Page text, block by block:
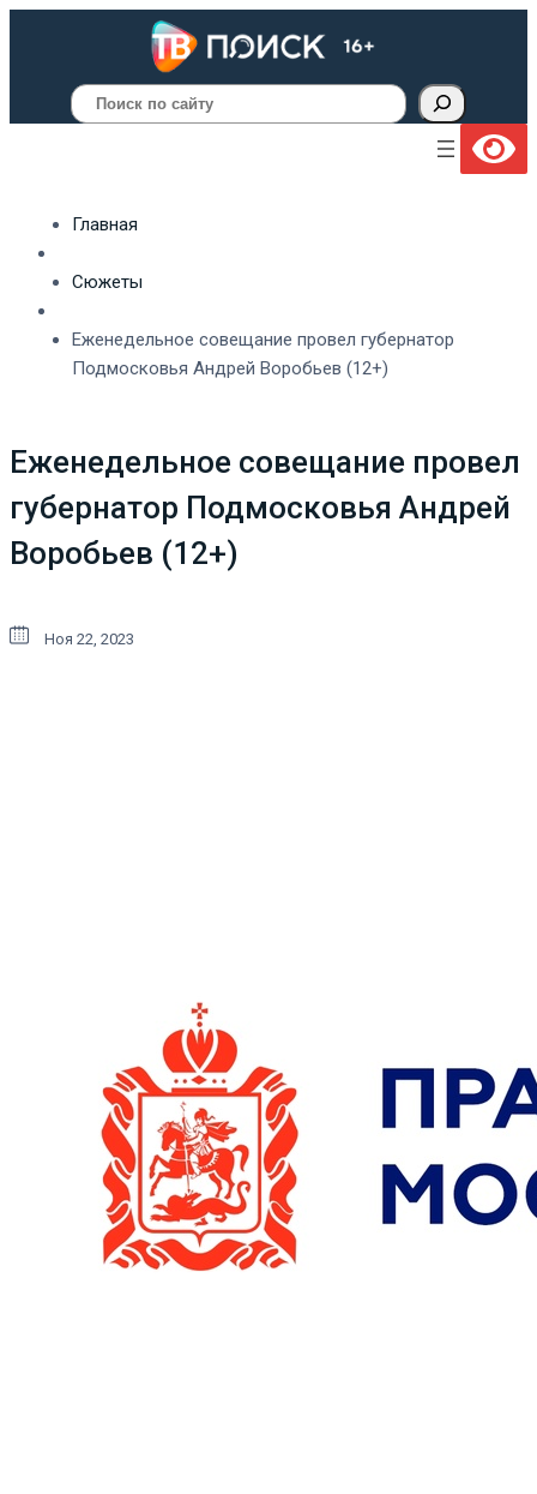
Поиск
Главная
Сюжеты
Еженедельное совещание провел губернатор
Подмосковья Андрей Воробьев (12+)
Еженедельное совещание провел
губернатор Подмосковья Андрей
Воробьев (12+)
Ноя 22, 2023